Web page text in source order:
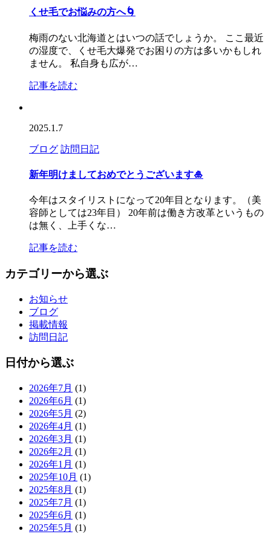
くせ毛でお悩みの方へ🌀
梅雨のない北海道とはいつの話でしょうか。 ここ最近
の湿度で、くせ毛大爆発でお困りの方は多いかもしれ
ません。 私自身も広が…
記事を読む
2025.1.7
ブログ 訪問日記
新年明けましておめでとうございます🎍
今年はスタイリストになって20年目となります。（美
容師としては23年目） 20年前は働き方改革というもの
は無く、上手くな…
記事を読む
カテゴリーから選ぶ
お知らせ
ブログ
掲載情報
訪問日記
日付から選ぶ
2026年7月 (1)
2026年6月 (1)
2026年5月 (2)
2026年4月 (1)
2026年3月 (1)
2026年2月 (1)
2026年1月 (1)
2025年10月 (1)
2025年8月 (1)
2025年7月 (1)
2025年6月 (1)
2025年5月 (1)